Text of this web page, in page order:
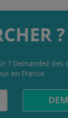
?
? Demandez des
en France.